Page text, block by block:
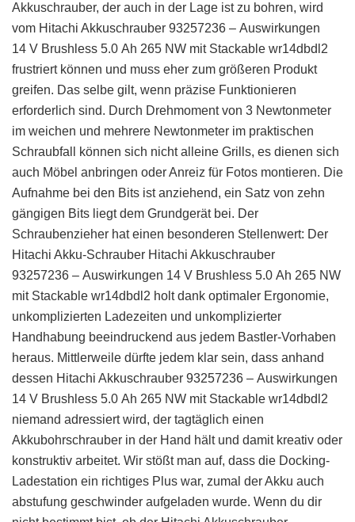
Akkuschrauber, der auch in der Lage ist zu bohren, wird
vom Hitachi Akkuschrauber 93257236 – Auswirkungen
14 V Brushless 5.0 Ah 265 NW mit Stackable wr14dbdl2
frustriert können und muss eher zum größeren Produkt
greifen. Das selbe gilt, wenn präzise Funktionieren
erforderlich sind. Durch Drehmoment von 3 Newtonmeter
im weichen und mehrere Newtonmeter im praktischen
Schraubfall können sich nicht alleine Grills, es dienen sich
auch Möbel anbringen oder Anreiz für Fotos montieren. Die
Aufnahme bei den Bits ist anziehend, ein Satz von zehn
gängigen Bits liegt dem Grundgerät bei. Der
Schraubenzieher hat einen besonderen Stellenwert: Der
Hitachi Akku-Schrauber Hitachi Akkuschrauber
93257236 – Auswirkungen 14 V Brushless 5.0 Ah 265 NW
mit Stackable wr14dbdl2 holt dank optimaler Ergonomie,
unkomplizierten Ladezeiten und unkomplizierter
Handhabung beeindruckend aus jedem Bastler-Vorhaben
heraus. Mittlerweile dürfte jedem klar sein, dass anhand
dessen Hitachi Akkuschrauber 93257236 – Auswirkungen
14 V Brushless 5.0 Ah 265 NW mit Stackable wr14dbdl2
niemand adressiert wird, der tagtäglich einen
Akkubohrschrauber in der Hand hält und damit kreativ oder
konstruktiv arbeitet. Wir stößt man auf, dass die Docking-
Ladestation ein richtiges Plus war, zumal der Akku auch
abstufung geschwinder aufgeladen wurde. Wenn du dir